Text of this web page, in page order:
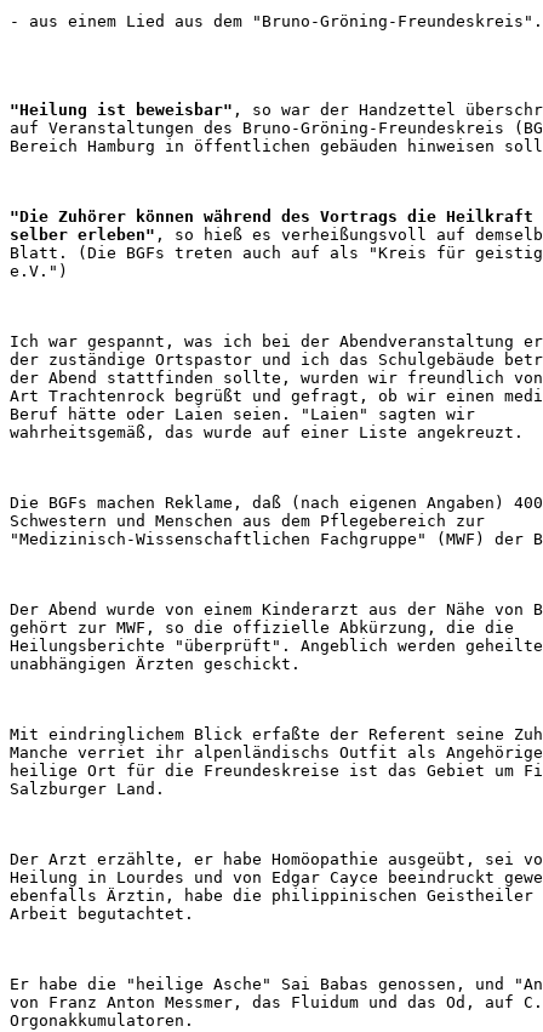
"Heilung ist beweisbar" , so war der Handzettel
auf Veranstaltungen des Bruno-Gröning-Freundeskreis
"Die Zuhörer können während des Vortrags die Heilkraft
selber erleben" , so hieß es verheißungsvoll auf
Blatt. (Die BGFs treten auch auf als "Kreis für
Ich war gespannt, was ich bei der Abendveranstaltung
der zuständige Ortspastor und ich das Schulgebäude
der Abend stattfinden sollte, wurden wir freundlich
Art Trachtenrock begrüßt und gefragt, ob wir einen
Beruf hätte oder Laien seien. "Laien" sagten wir
Die BGFs machen Reklame, daß (nach eigenen Angaben)
Schwestern und Menschen aus dem Pflegebereich zur
Der Abend wurde von einem Kinderarzt aus der Nähe von
gehört zur MWF, so die offizielle Abkürzung, die die
Heilungsberichte "überprüft". Angeblich werden geheilte
Mit eindringlichem Blick erfaßte der Referent seine
Manche verriet ihr alpenländischs Outfit als
heilige Ort für die Freundeskreise ist das Gebiet um
Der Arzt erzählte, er habe Homöopathie ausgeübt, sei
Heilung in Lourdes und von Edgar Cayce beeindruckt
ebenfalls Ärztin, habe die philippinischen Geistheiler
Er habe die "heilige Asche" Sai Babas genossen, und
von Franz Anton Messmer, das Fluidum und das Od, auf